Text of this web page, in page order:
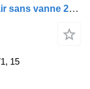
Dessiccateur d'air Scania Séchoir à air sans vanne 2077974 pour camion
15